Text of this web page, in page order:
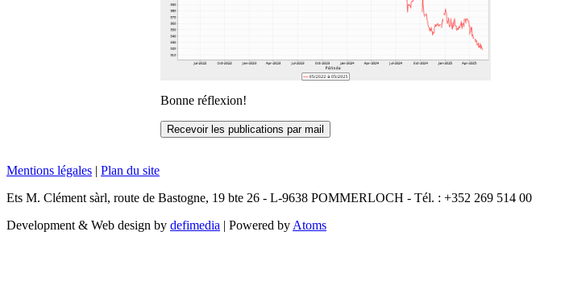
Bonne réflexion!
Mentions légales | Plan du site
Ets M. Clément sàrl, route de Bastogne, 19 bte 26 - L-9638 POMMERLOCH - Tél. : +352 269 514 00
Development & Web design by defimedia | Powered by Atoms